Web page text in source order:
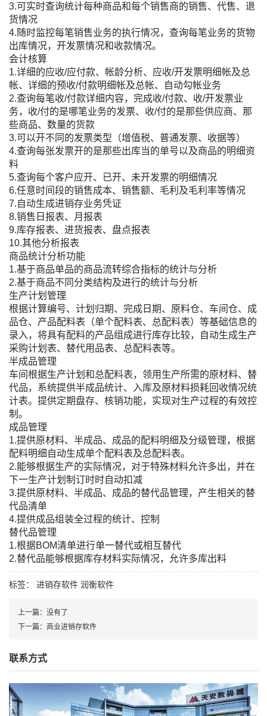
3.可实时查询统计每种商品和每个销售商的销售、代售、退
货情况
4.随时监控每笔销售业务的执行情况，查询每笔业务的货物
出库情况，开发票情况和收款情况。
会计核算
1.详细的应收/应付款、帐龄分析、应收/开发票明细帐及总
帐、详细的预收/付款明细帐及总帐、自动勾帐业务
2.查询每笔收/付款详细内容，完成收/付款、收/开发票业
务，收/付的是哪笔业务的发票、收/付的是那些供应商、那
些商品、数量的货款
3.可以开不同的发票类型（增值税、普通发票、收据等）
4.查询每张发票开的是那些出库当的单号以及商品的明细资
料
5.查询每个客户应开、已开、未开发票的明细情况
6.任意时间段的销售成本、销售额、毛利及毛利率等情况
7.自动生成进销存业务凭证
8.销售日报表、月报表
9.库存报表、进货报表、盘点报表
10.其他分析报表
商品统计分析功能
1.基于商品单品的商品流转综合指标的统计与分析
2.基于商品不同分类结构及进行的统计与分析
生产计划管理
根据计算编号、计划归期、完成日期、原料仓、车间仓、成
品仓、产品配料表（单个配料表、总配料表）等基础信息的
录入，将具有配料的产品组成进行库存比较，自动生成生产
采购计划表、替代用品表、总配料表等。
半成品管理
车间根据生产计划和总配料表，领用生产所需的原材料、替
代品，系统提供半成品统计、入库及原材料损耗回收情况统
计表。提供定期盘存、核销功能，实现对生产过程的有效控
制。
成品管理
1.提供原材料、半成品、成品的配料明细及分级管理，根据
配料明细自动生成单个配料表及总配料表。
2.能够根据生产的实际情况，对于特殊材料允许多出，并在
下一生产计划制订时时自动扣减
3.提供原材料、半成品、成品的替代品管理，产生相关的替
代品清单
4.提供成品组装全过程的统计、控制
替代品管理
1.根据BOM清单进行单一替代或相互替代
2.替代品能够根据库存材料实际情况，允许多库出料
标签： 进销存软件 润衡软件
上一篇： 没有了
下一篇： 商业进销存软件
联系方式